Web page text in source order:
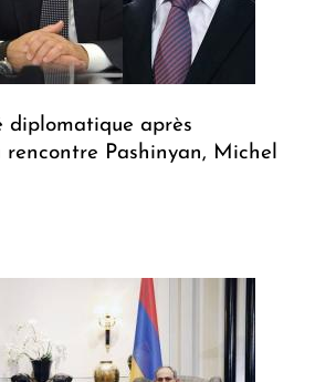
diplomatique après
rencontre Pashinyan, Michel